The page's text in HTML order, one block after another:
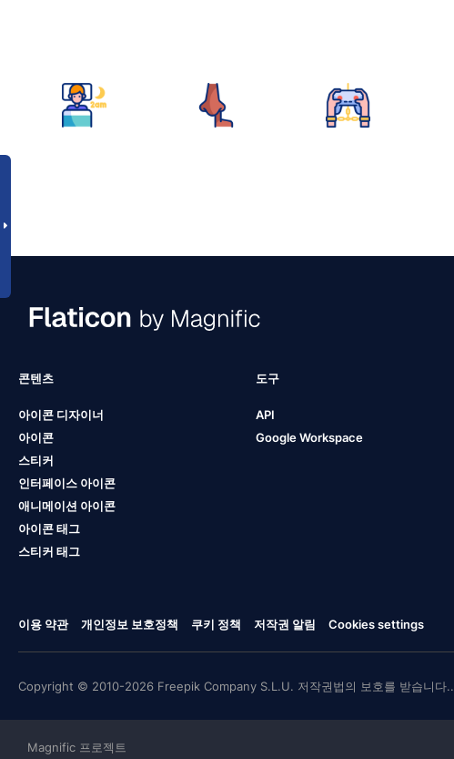
콘텐츠
아이콘 디자이너
아이콘
스티커
인터페이스 아이콘
애니메이션 아이콘
아이콘 태그
스티커 태그
도구
API
Google Workspace
이용 약관 개인정보 보호정책 쿠키 정책 저작권 알림 Cookies settings
Copyright © 2010-2026 Freepik Company S.L.U. 저작권법의 보호를 받습니다..
Magnific 프로젝트